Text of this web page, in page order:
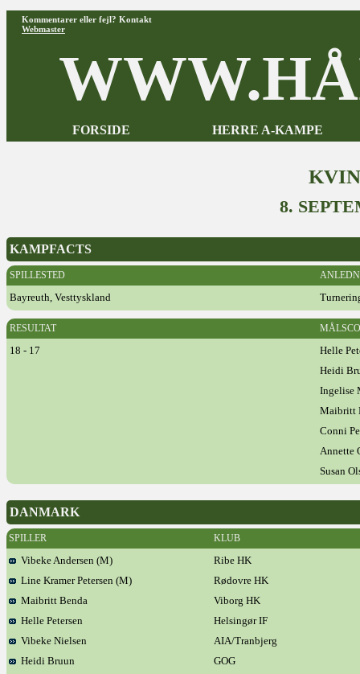
Kommentarer eller fejl? Kontakt
Webmaster
FORSIDE HERRE A-KAMPE
8.
KAMPFACTS
SPILLESTED
Bayreuth, Vesttyskland
RESULTAT
18 - 17
Helle
Heidi
Ingelise
Maibritt
Conni
Annette
Susan
DANMARK
SPILLER KLUB
Vibeke Andersen (M)
Ribe HK
Line Kramer Petersen (M)
Rødovre HK
Maibritt Benda
Viborg HK
Helle Petersen
Helsingør IF
Vibeke Nielsen
AIA/Tranbjerg
Heidi Bruun
GOG